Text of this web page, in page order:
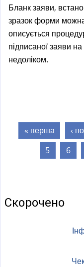
Бланк заяви,
зразок форми
описується
підписаної заяви
недоліком.
Сторінки
« перша ‹
5
6
Скорочено